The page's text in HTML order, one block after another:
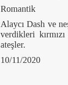
Romantik
Alaycı Dash ve
verdikleri
ateşler.
10/11/2020